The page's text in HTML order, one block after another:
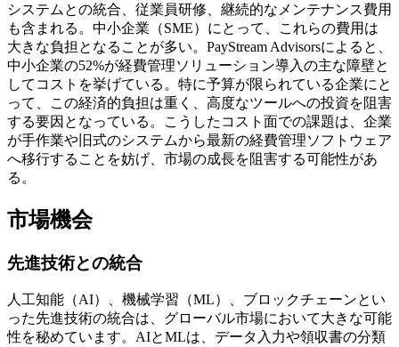
システムとの統合、従業員研修、継続的なメンテナンス費用
も含まれる。中小企業（SME）にとって、これらの費用は
大きな負担となることが多い。PayStream Advisorsによると、
中小企業の52%が経費管理ソリューション導入の主な障壁と
してコストを挙げている。特に予算が限られている企業にと
って、この経済的負担は重く、高度なツールへの投資を阻害
する要因となっている。こうしたコスト面での課題は、企業
が手作業や旧式のシステムから最新の経費管理ソフトウェア
へ移行することを妨げ、市場の成長を阻害する可能性があ
る。
市場機会
先進技術との統合
人工知能（AI）、機械学習（ML）、ブロックチェーンとい
った先進技術の統合は、グローバル市場において大きな可能
性を秘めています。AIとMLは、データ入力や領収書の分類